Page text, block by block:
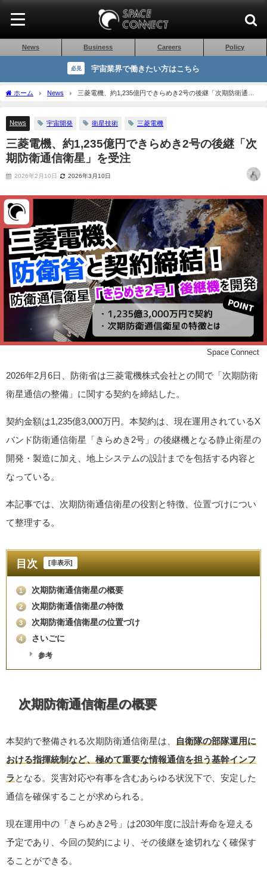
News Business Careers Policy
必見 宇宙業界で働きたい方はこちら
ホーム News
三菱電機、約1,235億円できらめき2号の後継「次期防衛通信
News 宇宙開発 衛星技術 三菱電機
三菱電機、約1,235億円できらめき2号の後継「次
期防衛通信衛星」を受注
2026年2月10日 2026年3月10日
©Space Connect
2026年2月6日、防衛省は三菱電機株式会社との間で「次期防衛
衛星通信の整備」に関する契約を締結した。
契約金額は1,235億3,000万円。本契約は、現在運用されているX
バンド防衛通信衛星「きらめき2号」の後継機となる静止衛星の
開発・製造に加え、地上システムの設計までを包括する内容と
なっている。
本記事では、次期防衛通信衛星の役割と特徴、位置づけについ
て整理する。
目次 [非表示]
1 次期防衛通信衛星の概要
2 次期防衛通信衛星の特徴
3 次期防衛通信衛星の位置づけ
4 さいごに
参考
次期防衛通信衛星の概要
本契約で整備される次期防衛通信衛星は、 自衛隊の部隊運用に
おける指揮統制など、極めて重要な情報通信を担う基幹インフ
ラとなる。災害対応や有事を含むあらゆる状況下で、安定した
通信を確保することが求められる。
現在運用中の「きらめき2号」は2030年度に設計寿命を迎える
予定であり、今回の契約により、その後継を途切れなく確保す
ることができる。